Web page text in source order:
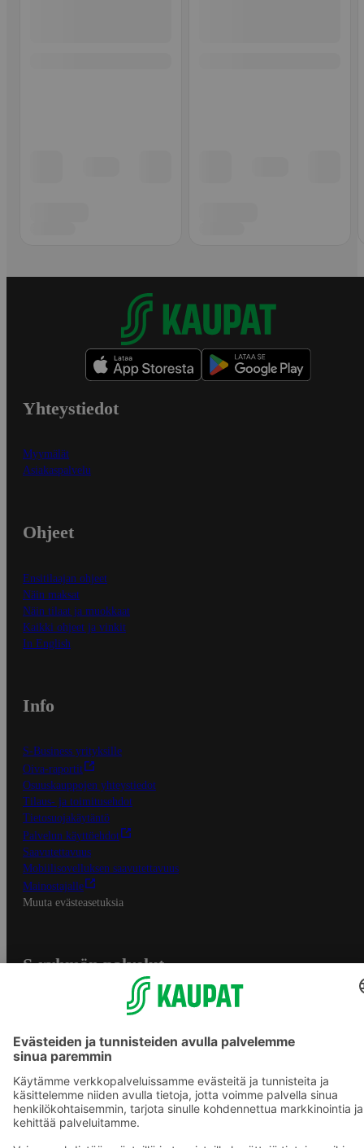
Yhteystiedot
Myymälät
Asiakaspalvelu
Ohjeet
Ensitilaajan ohjeet
Näin maksat
Näin tilaat ja muokkaat
Kaikki ohjeet ja vinkit
In English
Info
S-Business yrityksille
Oiva-raportit
Osuuskauppojen yhteystiedot
Tilaus- ja toimitusehdot
Tietosuojakäytäntö
Palvelun käyttöehdot
Saavutettavuus
Mobiilisovelluksen saavutettavuus
Mainostajalle
Muuta evästeasetuksia
S-ryhmän palvelut
Yhteishyvä Ruoka -sovellus
S-ostoslista -sovellus
Prisma.fi
Sokos.fi
S-Pankki